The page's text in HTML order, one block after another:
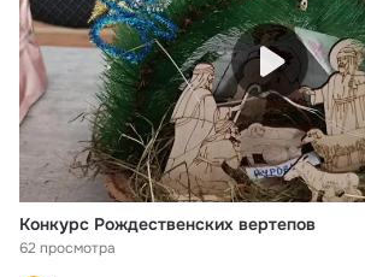
Конкурс Рождественских вертепов
62 просмотра